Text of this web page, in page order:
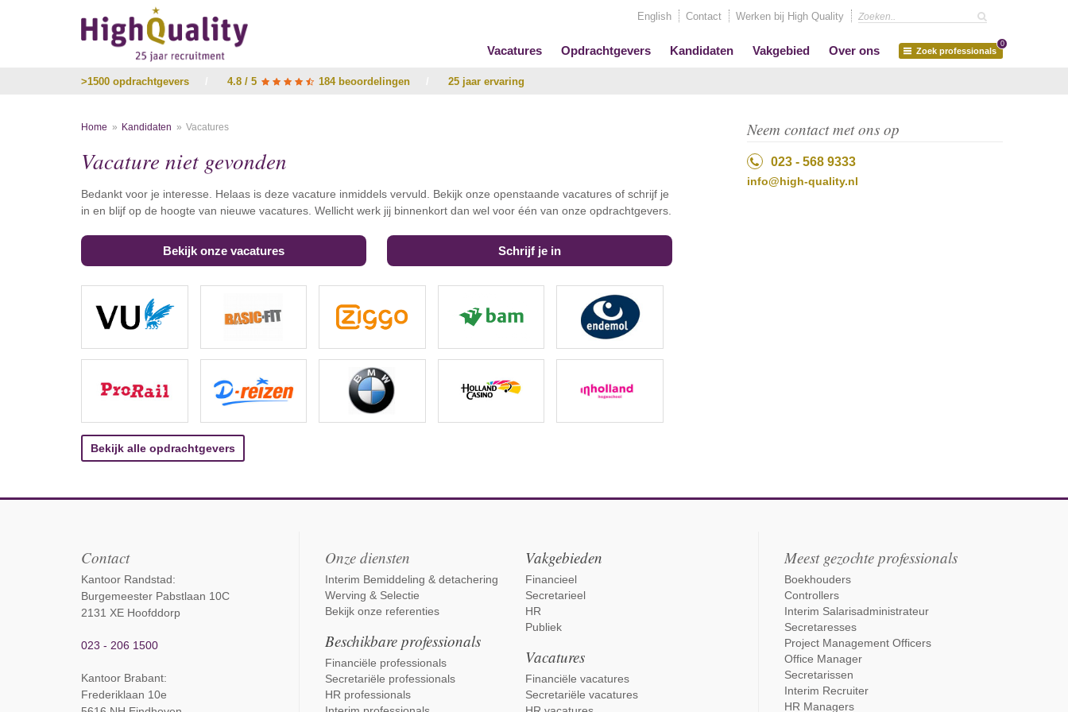
English Contact Werken bij High Quality
Vacatures Opdrachtgevers Kandidaten Vakgebied Over ons Zoek professionals
0
>1500 opdrachtgevers 4.8 / 5 184 beoordelingen 25 jaar ervaring
Home Kandidaten Vacatures
Vacature niet gevonden
Bedankt voor je interesse. Helaas is deze vacature inmiddels vervuld. Bekijk onze openstaande vacatures of schrijf je
in en blijf op de hoogte van nieuwe vacatures. Wellicht werk jij binnenkort dan wel voor één van onze opdrachtgevers.
Bekijk onze vacatures Schrijf je in
Bekijk alle opdrachtgevers
Neem contact met ons op
023 - 568 9333
info@high-quality.nl
Contact
Kantoor Randstad:
Burgemeester Pabstlaan 10C
2131 XE Hoofddorp
023 - 206 1500
Kantoor Brabant:
Frederiklaan 10e
Onze diensten
Interim Bemiddeling & detachering
Werving & Selectie
Bekijk onze referenties
Beschikbare professionals
Financiële professionals
Secretariële professionals
HR professionals
Vakgebieden
Financieel
Secretarieel
HR
Publiek
Vacatures
Financiële vacatures
Secretariële vacatures
Meest gezochte professionals
Boekhouders
Controllers
Interim Salarisadministrateur
Secretaresses
Project Management Officers
Office Manager
Secretarissen
Interim Recruiter
HR Managers